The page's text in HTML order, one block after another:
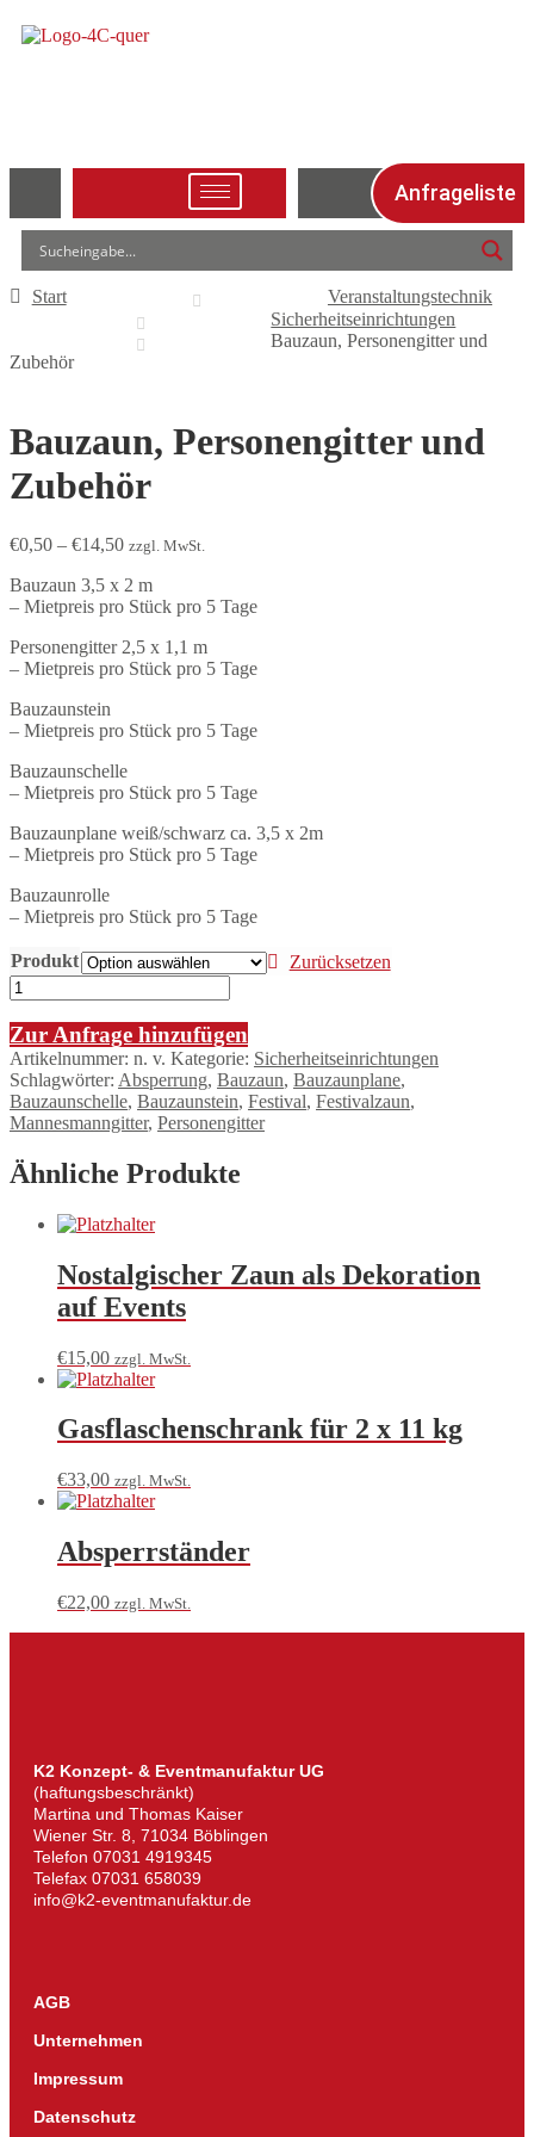
Anfrageliste
Start
Veranstaltungstechnik
Sicherheitseinrichtungen
Bauzaun, Personengitter und
Zubehör
Bauzaun, Personengitter und
Zubehör
€0,50 – €14,50 zzgl. MwSt.
Bauzaun 3,5 x 2 m
– Mietpreis pro Stück pro 5 Tage
Personengitter 2,5 x 1,1 m
– Mietpreis pro Stück pro 5 Tage
Bauzaunstein
– Mietpreis pro Stück pro 5 Tage
Bauzaunschelle
– Mietpreis pro Stück pro 5 Tage
Bauzaunplane weiß/schwarz ca. 3,5 x 2m
– Mietpreis pro Stück pro 5 Tage
Bauzaunrolle
– Mietpreis pro Stück pro 5 Tage
Produkt Zurücksetzen
Zur Anfrage hinzufügen
Artikelnummer: n. v. Kategorie: Sicherheitseinrichtungen
Schlagwörter: Absperrung, Bauzaun, Bauzaunplane,
Bauzaunschelle, Bauzaunstein, Festival, Festivalzaun,
Mannesmanngitter, Personengitter
Ähnliche Produkte
Nostalgischer Zaun als Dekoration
auf Events
€15,00 zzgl. MwSt.
Gasflaschenschrank für 2 x 11 kg
€33,00 zzgl. MwSt.
Absperrständer
€22,00 zzgl. MwSt.
K2 Konzept- & Eventmanufaktur UG
(haftungsbeschränkt)
Martina und Thomas Kaiser
Wiener Str. 8, 71034 Böblingen
Telefon 07031 4919345
Telefax 07031 658039
info@k2-eventmanufaktur.de
AGB
Unternehmen
Impressum
Datenschutz